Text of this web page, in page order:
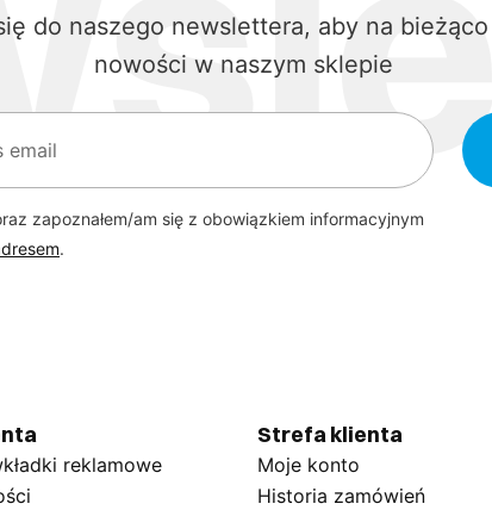
do naszego newslettera, aby na
nowości w naszym sklepie
zapoznałem/am się z obowiązkiem informacyjnym
.
reklamowe
Strefa klienta
Moje konto
Historia zamówień